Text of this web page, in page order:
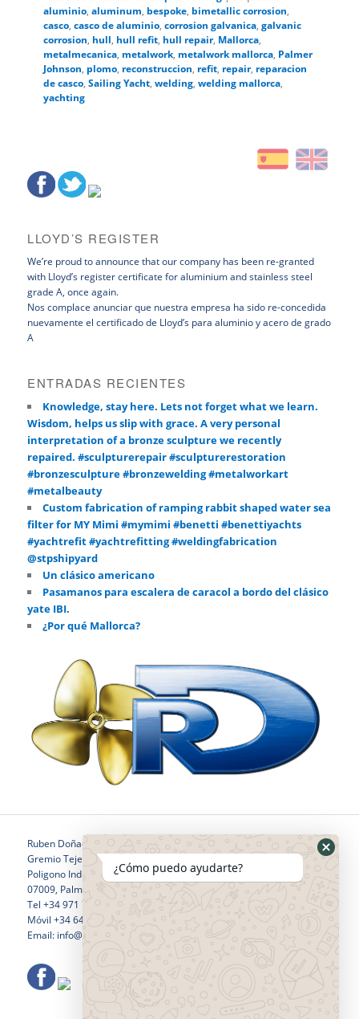
aluminio,aluminum, bespoke, bimetallic corrosion,
casco,casco de aluminio,corrosion galvanica,galvanic
corrosion, hull, hull refit, hull repair, Mallorca,
metalmecanica, metalwork, metalwork mallorca, Palmer
Johnson, plomo, reconstruccion, refit, repair, reparacion
de casco,Sailing Yacht,welding,welding mallorca,
yachting
LLOYD’S REGISTER
We’re proud to announce that our company has been re-granted
with Lloyd’s register certificate for aluminium and stainless steel
grade A, once again.
Nos complace anunciar que nuestra empresa ha sido re-concedida
nuevamente el certificado de Lloyd’s para aluminio y acero de grado
A
ENTRADAS RECIENTES
Knowledge, stay here. Lets not forget what we learn.
Wisdom, helps us slip with grace. A very personal
interpretation of a bronze sculpture we recently
repaired. #sculpturerepair #sculpturerestoration
#bronzesculpture #bronzewelding #metalworkart
#metalbeauty
Custom fabrication of ramping rabbit shaped water sea
filter for MY Mimi #mymimi #benetti #benettiyachts
#yachtrefit #yachtrefitting #weldingfabrication
@stpshipyard
Un clásico americano
Pasamanos para escalera de caracol a bordo del clásico
yate IBI.
¿Por qué Mallorca?
Ruben Doñaque
Gremio Tejedores 24
Poligono Industrial Son Castello
07009, Palma de Mallorca
Tel +34 971 760 796
Móvil +34 646 281 532
Email: info@rubendonaquewelding.com
¿Cómo puedo ayudarte?